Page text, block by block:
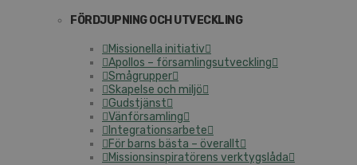
FÖRDJUPNING OCH UTVECKLING
Missionella initiativ
Apollos – församlingsutveckling
Smågrupper
Skapelse och miljö
Gudstjänst
Vänförsamling
Integrationsarbete
För barns bästa – överallt
Missionsinspiratörens verktygslåda